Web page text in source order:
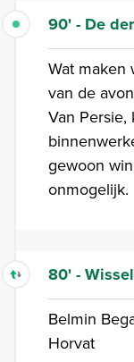
90' - De
Wat maken
van de
Van
gewoon
onmogelijk.
80' -
Belmin
Horvat